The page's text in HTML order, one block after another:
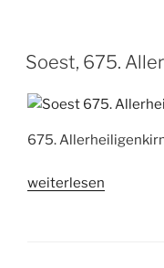
Soest, 675.
675.
„Soest,
weiterlesen